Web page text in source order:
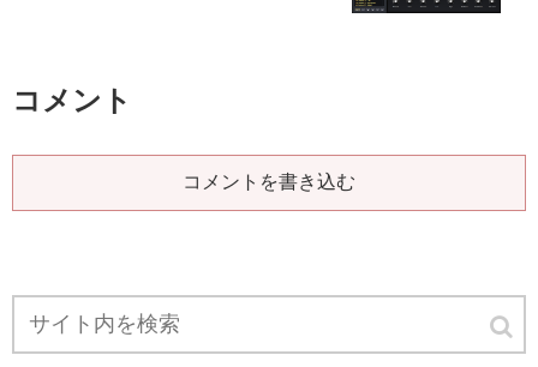
コメント
コメントを書き込む